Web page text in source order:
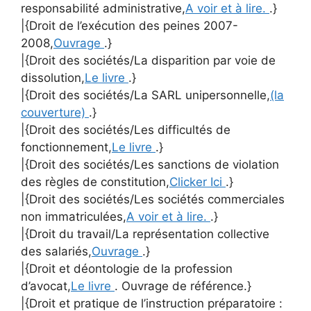
responsabilité administrative,A voir et à lire. .}
|{Droit de l’exécution des peines 2007-
2008,Ouvrage .}
|{Droit des sociétés/La disparition par voie de
dissolution,Le livre .}
|{Droit des sociétés/La SARL unipersonnelle,(la
couverture) .}
|{Droit des sociétés/Les difficultés de
fonctionnement,Le livre .}
|{Droit des sociétés/Les sanctions de violation
des règles de constitution,Clicker Ici .}
|{Droit des sociétés/Les sociétés commerciales
non immatriculées,A voir et à lire. .}
|{Droit du travail/La représentation collective
des salariés,Ouvrage .}
|{Droit et déontologie de la profession
d’avocat,Le livre . Ouvrage de référence.}
|{Droit et pratique de l’instruction préparatoire :